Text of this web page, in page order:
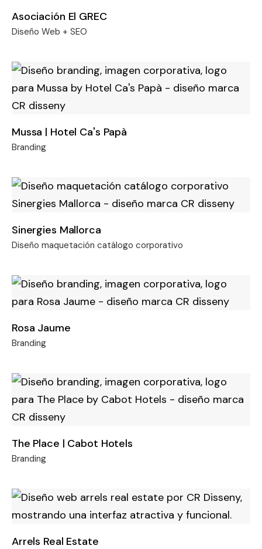
Asociación El GREC
Diseño Web + SEO
Mussa | Hotel Ca's Papà
Branding
Sinergies Mallorca
Diseño maquetación catálogo corporativo
Rosa Jaume
Branding
The Place | Cabot Hotels
Branding
Arrels Real Estate